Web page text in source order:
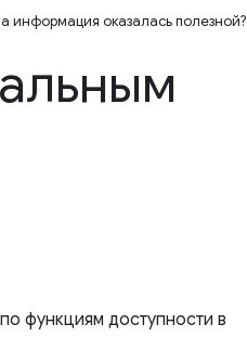
информация оказалась полезной?
функциям доступности в